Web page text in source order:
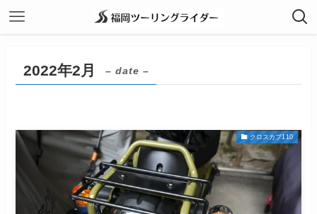
2022年2月 – date –
クロスカブ110